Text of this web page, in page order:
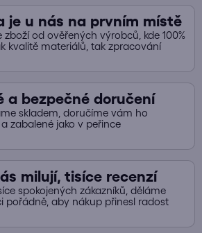
a
c
í
p
r
v
k
y
v
ý
p
i
s
u
je u nás na prvním místě
zboží od ověřených výrobců, kde 100%
kvalitě materiálů, tak zpracování
a bezpečné doručení
skladem, doručíme vám ho
zabalené jako v peřince
milují, tisíce recenzí
spokojených zákazníků, děláme
pořádně, aby nákup přinesl radost